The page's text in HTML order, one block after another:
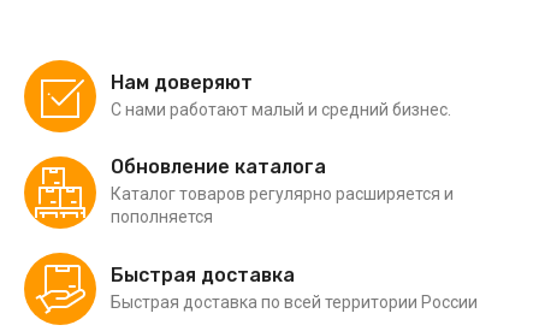
Нам доверяют
С нами работают малый и средний бизнес.
Обновление каталога
Каталог товаров регулярно расширяется и
пополняется
Быстрая доставка
Быстрая доставка по всей территории России